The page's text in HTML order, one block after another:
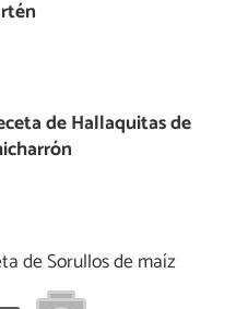
de Hallaquitas de
de Sorullos de maíz